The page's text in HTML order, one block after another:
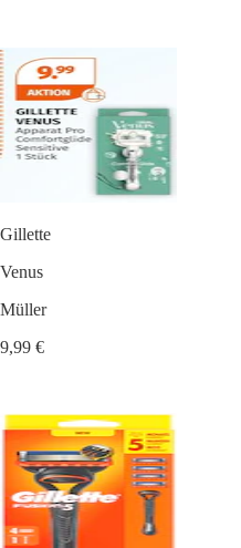
Gillette
Venus
Müller
9,99 €